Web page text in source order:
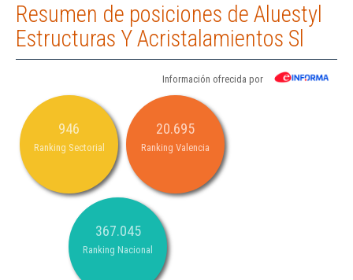
Resumen de posiciones de Aluestyl
Estructuras Y Acristalamientos Sl
Información ofrecida por
946
Ranking Sectorial
20.695
Ranking Valencia
367.045
Ranking Nacional